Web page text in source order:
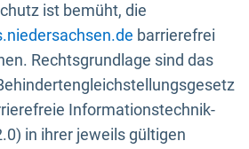
ist bemüht, die
barrierefrei
Rechtsgrundlage sind das
Informationstechnik-
in ihrer jeweils gültigen